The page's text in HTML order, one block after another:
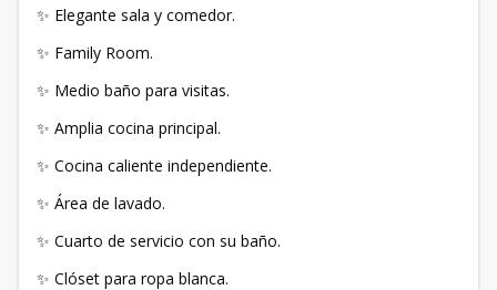
✨ Elegante sala y comedor.
✨ Family Room.
✨ Medio baño para visitas.
✨ Amplia cocina principal.
✨ Cocina caliente independiente.
✨ Área de lavado.
✨ Cuarto de servicio con su baño.
✨ Clóset para ropa blanca.